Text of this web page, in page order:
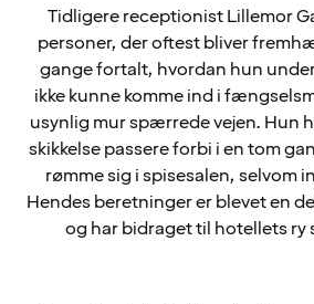
Tidligere receptionist Lillemor
personer, der oftest bliver
gange fortalt, hvordan hun
ikke kunne komme ind i
usynlig mur spærrede vejen. Hun
skikkelse passere forbi i en tom
rømme sig i spisesalen, selvom
Hendes beretninger er blevet en
og har bidraget til hotellets ry